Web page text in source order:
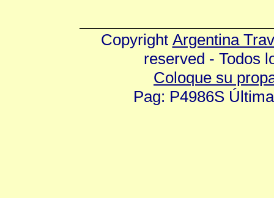
Copyright Argentina
reserved - Todos
Coloque su
Pag: P4986S